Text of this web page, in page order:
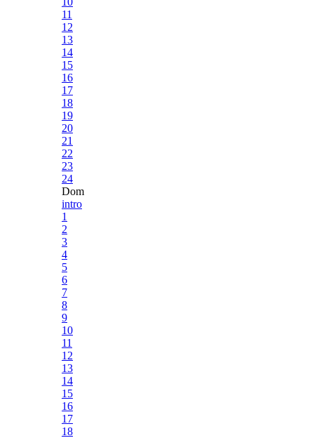
11
12
13
14
15
16
17
18
19
20
21
22
23
24
Dom
intro
1
2
3
4
5
6
7
8
9
10
11
12
13
14
15
16
17
18